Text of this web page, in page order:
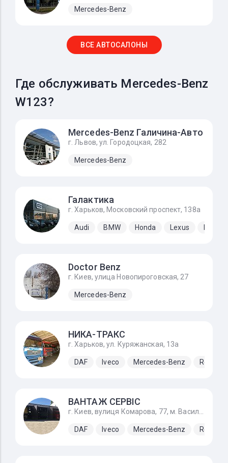
Mercedes-Benz
ВСЕ АВТОСАЛОНЫ
Где обслуживать Mercedes-Benz
W123?
Mercedes-Benz Галичина-Авто
г. Львов, ул. Городоцкая, 282
Mercedes-Benz
Галактика
г. Харьков, Московский проспект, 138а
Audi BMW Honda Lexus
Doctor Benz
г. Киев, улица Новопироговская, 27
Mercedes-Benz
НИКА-ТРАКС
г. Харьков, ул. Куряжанская, 13а
DAF Iveco Mercedes-Benz Renault
ВАНТАЖ СЕРВІС
DAF Iveco Mercedes-Benz Renault